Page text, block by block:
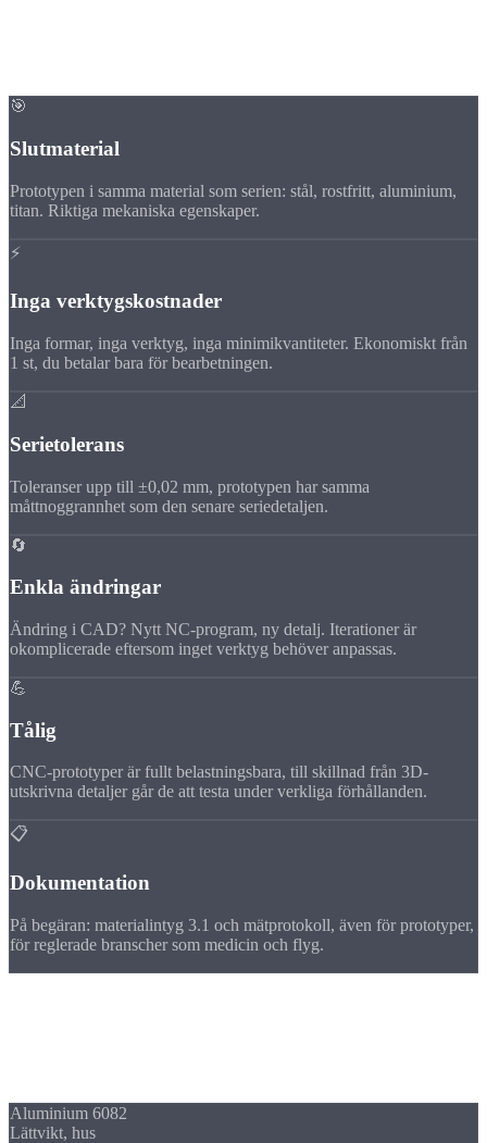
🎯
Slutmaterial
Prototypen i samma material som serien: stål, rostfritt, aluminium,
titan. Riktiga mekaniska egenskaper.
⚡
Inga verktygskostnader
Inga formar, inga verktyg, inga minimikvantiteter. Ekonomiskt från
1 st, du betalar bara för bearbetningen.
📐
Serietolerans
Toleranser upp till ±0,02 mm, prototypen har samma
måttnoggrannhet som den senare seriedetaljen.
🔄
Enkla ändringar
Ändring i CAD? Nytt NC-program, ny detalj. Iterationer är
okomplicerade eftersom inget verktyg behöver anpassas.
💪
Tålig
CNC-prototyper är fullt belastningsbara, till skillnad från 3D-
utskrivna detaljer går de att testa under verkliga förhållanden.
📋
Dokumentation
På begäran: materialintyg 3.1 och mätprotokoll, även för prototyper,
för reglerade branscher som medicin och flyg.
Aluminium 6082
Lättvikt, hus